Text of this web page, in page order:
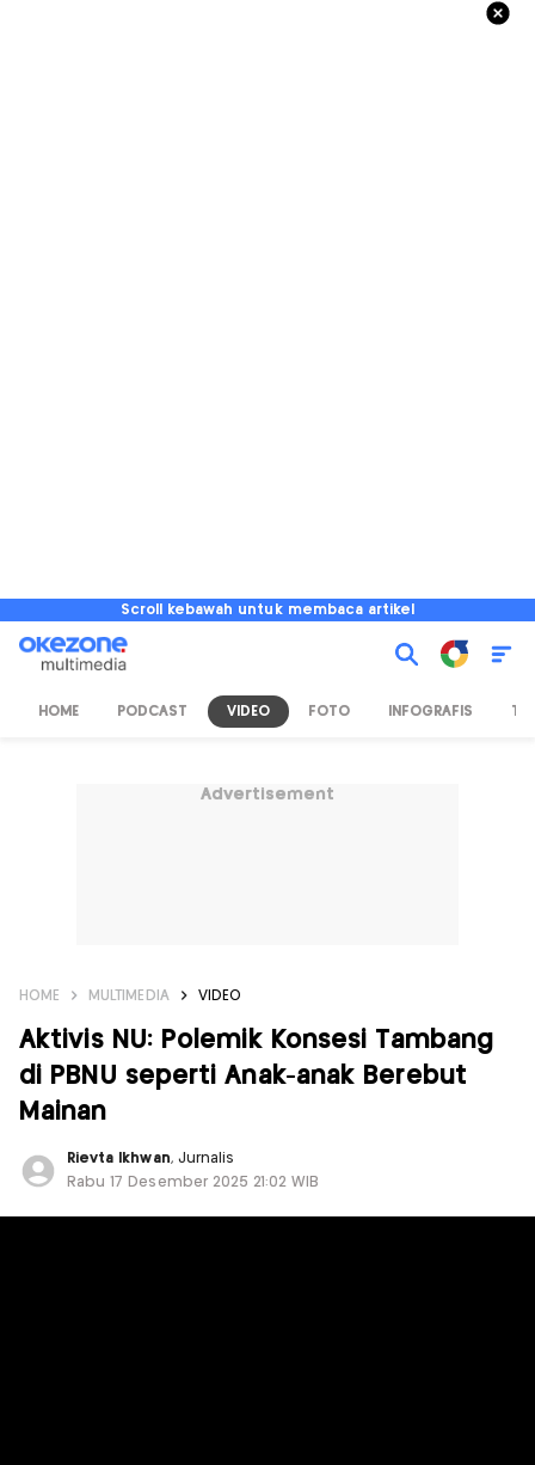
Scroll kebawah untuk membaca artikel
HOME PODCAST VIDEO FOTO INFOGRAFIS TV
Advertisement
HOME MULTIMEDIA VIDEO
Aktivis NU: Polemik Konsesi Tambang
di PBNU seperti Anak-anak Berebut
Mainan
Rievta Ikhwan, Jurnalis
Rabu 17 Desember 2025 21:02 WIB